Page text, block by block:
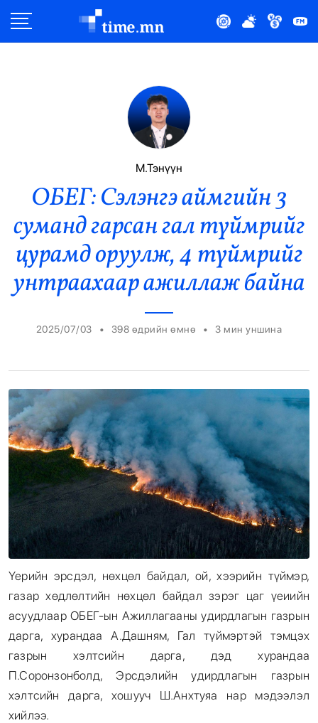
Эдийн Засаг
Нийтлэлчийн Булан
Эрүүл Мэнд
Орон Нутаг
Эрэн Сурвалжилга
М.Тэнүүн
ОБЕГ: Сэлэнгэ аймгийн 3
суманд гарсан гал түймрийг
цурамд оруулж, 4 түймрийг
унтраахаар ажиллаж байна
2025/07/03 • 398 өдрийн өмнө • 3 мин уншина
Үерийн эрсдэл, нөхцөл байдал, ой, хээрийн түймэр,
газар хөдлөлтийн нөхцөл байдал зэрэг цаг үеиийн
асуудлаар ОБЕГ-ын Ажиллагааны удирдлагын газрын
дарга, хурандаа А.Дашням, Гал түймэртэй тэмцэх
газрын хэлтсийн дарга, дэд хурандаа
П.Соронзонболд, Эрсдэлийн удирдлагын газрын
хэлтсийн дарга, хошууч Ш.Анхтуяа нар мэдээлэл
хийлээ.